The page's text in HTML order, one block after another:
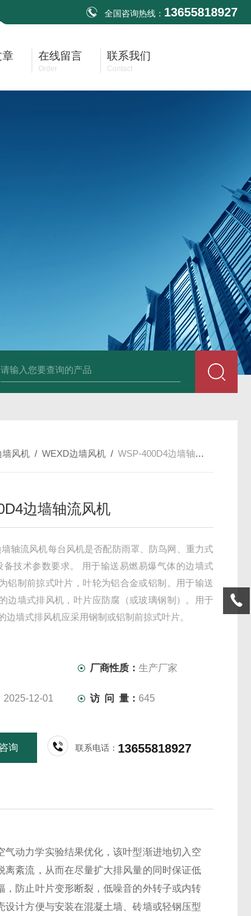
全国咨询热线： 13655818927
章 在线留言
Order
联系我们
Contact
500D4边墙风机大风量低噪排风机 CFZ-9Q10 CFZ-
墙风机 /WEXD边墙风机 /WSP-400D4边墙轴流风机
边墙轴流风机
轴流风机每台风机是否配防雨罩、防鸟网、重力式
备技术参数要求。 用于输送易燃易爆气体的边墙式
铝制前掠式叶片，叶轮为铝合金或铝制。用于输送
边墙式排风机，叶片应防腐（或玻璃钢制）。用于
边墙式排风机应采用钢制或铝制前掠式叶片。
厂商性质：生产厂家
2025-12-01 访 问 量： 645
询 联系电话： 13655818927
动力学实验结果优化，该叶型渐进地切入空
紊流，从而在尽量扩大排风量的同时保证低
防止叶片变形断裂，低噪音的外转子或内转
计方便与安装在混凝土墙、砖墙或轻钢压型